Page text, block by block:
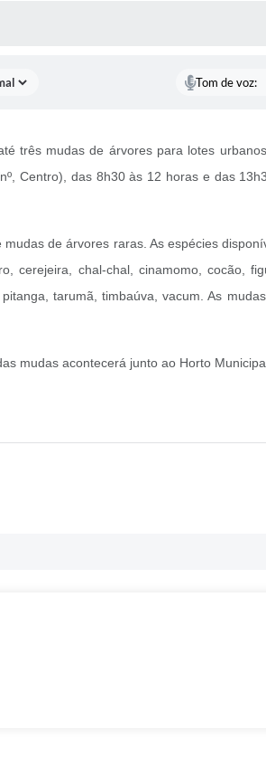
Tom de voz:
três mudas de árvores para lotes
Centro), das 8h30 às 12 horas e das
de árvores raras. As espécies
cerejeira, chal-chal, cinamomo, cocão,
tarumã, timbaúva, vacum. As
mudas acontecerá junto ao Horto